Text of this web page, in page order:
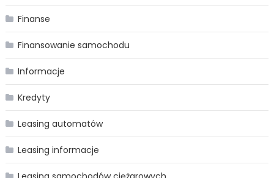
Finanse
Finansowanie samochodu
Informacje
Kredyty
Leasing automatów
Leasing informacje